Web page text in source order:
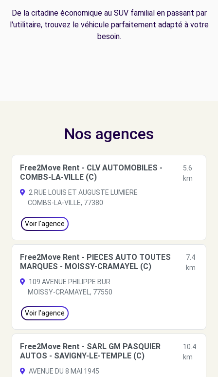
De la citadine économique au SUV familial en passant par
l'utilitaire, trouvez le véhicule parfaitement adapté à votre
besoin.
Nos agences
Free2Move Rent - CLV AUTOMOBILES -
COMBS-LA-VILLE (C)
5.6
km
2 RUE LOUIS ET AUGUSTE LUMIERE
COMBS-LA-VILLE, 77380
Voir l'agence
Free2Move Rent - PIECES AUTO TOUTES
MARQUES - MOISSY-CRAMAYEL (C)
7.4
km
109 AVENUE PHILIPPE BUR
MOISSY-CRAMAYEL, 77550
Voir l'agence
Free2Move Rent - SARL GM PASQUIER
AUTOS - SAVIGNY-LE-TEMPLE (C)
10.4
km
AVENUE DU 8 MAI 1945